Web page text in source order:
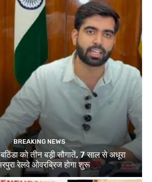
BREAKING NEWS
को तीन बड़ी सौगातें, 7 साल से अधूरा
रेलवे ओवरब्रिज होगा शुरू